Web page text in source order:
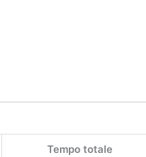
Tempo totale